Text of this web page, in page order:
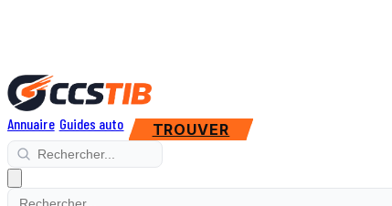
Annuaire Guides auto TROUVER